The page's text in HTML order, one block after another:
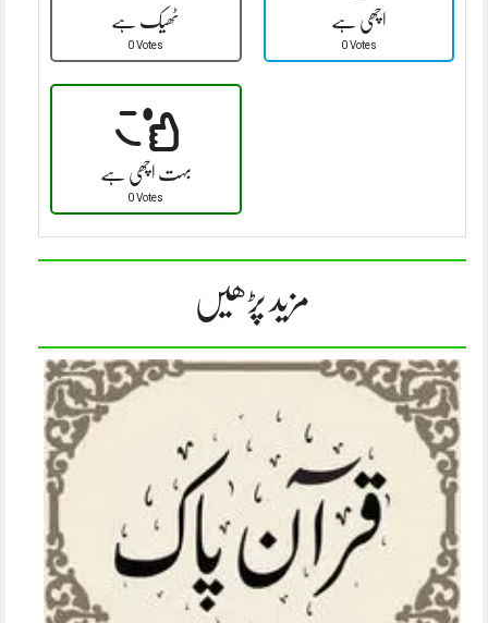
ٹھیک ہے
0 Votes
اچھی ہے
0 Votes
بہت اچھی ہے
0 Votes
مزید پڑھیں